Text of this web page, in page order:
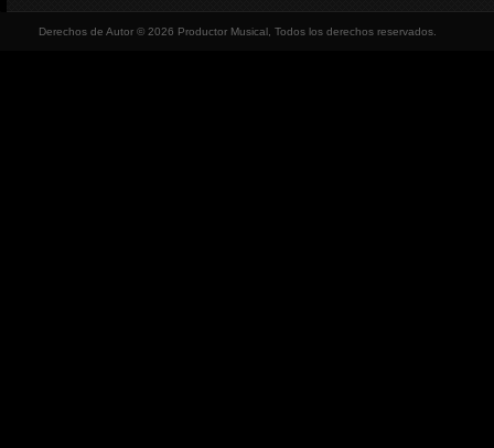
Derechos de Autor © 2026 Productor Musical, Todos los derechos reservados.